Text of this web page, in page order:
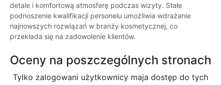
detale i komfortową atmosferę podczas wizyty. Stałe
podnoszenie kwalifikacji personelu umożliwia wdrażanie
najnowszych rozwiązań w branży kosmetycznej, co
przekłada się na zadowolenie klientów.
Oceny na poszczególnych stronach
Tylko zalogowani użytkownicy maja dostęp do tych